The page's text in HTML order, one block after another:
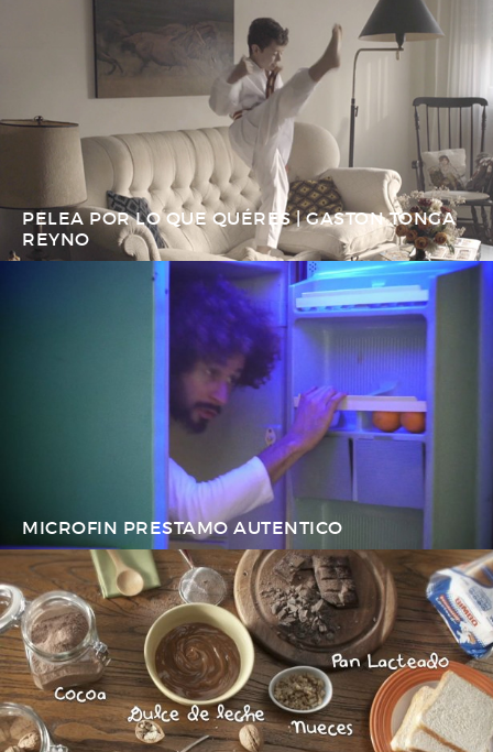
PELEA POR LO QUE QUÉRES | GASTON TONGA
REYNO
MICROFIN PRESTAMO AUTENTICO